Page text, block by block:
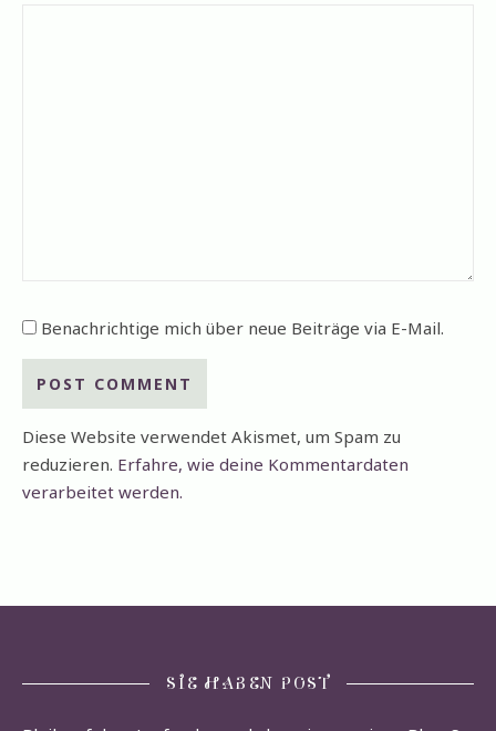
Benachrichtige mich über neue Beiträge via E-Mail.
Diese Website verwendet Akismet, um Spam zu
reduzieren. Erfahre, wie deine Kommentardaten
verarbeitet werden.
SIE HABEN POST